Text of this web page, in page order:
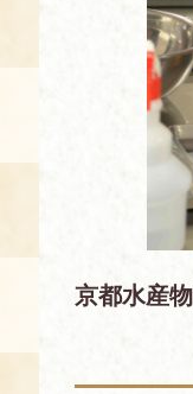
あ
京都水産